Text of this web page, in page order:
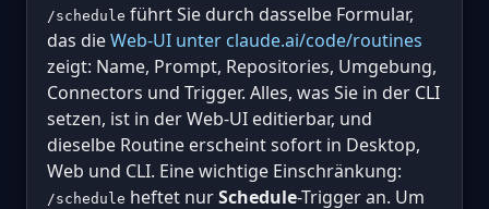
/schedule führt Sie durch dasselbe Formular,
das dieWeb-UI unter claude.ai/code/routines
zeigt: Name, Prompt, Repositories, Umgebung,
Connectors und Trigger. Alles, was Sie in der CLI
setzen, ist in der Web-UI editierbar, und
dieselbe Routine erscheint sofort in Desktop,
Web und CLI. Eine wichtige Einschränkung:
/schedule heftet nurSchedule-Trigger an. Um